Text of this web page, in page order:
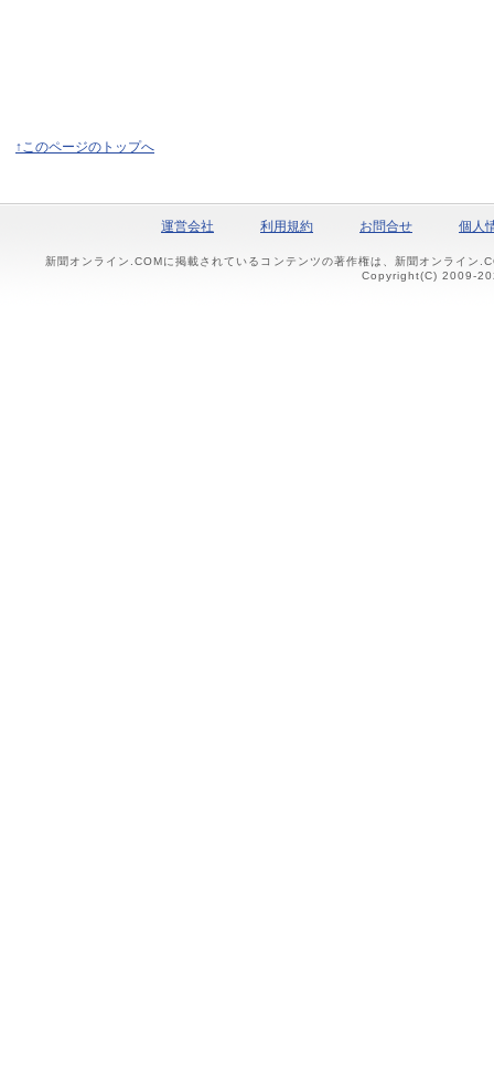
↑このページのトップへ
運営会社 利用規約 お問合せ 個人
新聞オンライン.COMに掲載されているコンテンツの著作権は、新聞オンライン
Copyright(C) 2009-